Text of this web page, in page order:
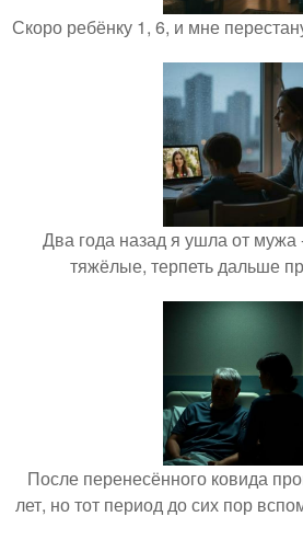
Скоро ребёнку 1, 6, и мне
Два года назад я ушла от
тяжёлые, терпеть дальше
После перенесённого ковида
лет, но тот период до сих пор